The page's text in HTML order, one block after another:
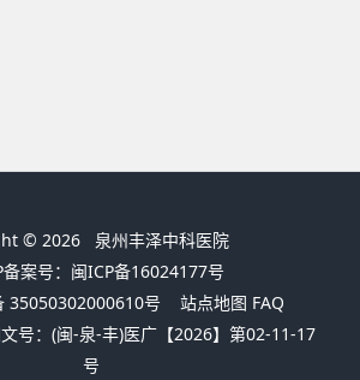
© 2026 泉州丰泽中科医院
备案号：闽ICP备16024177号
35050302000610号
站点地图 FAQ
号：(闽-泉-丰)医广【2026】第02-11-17
号